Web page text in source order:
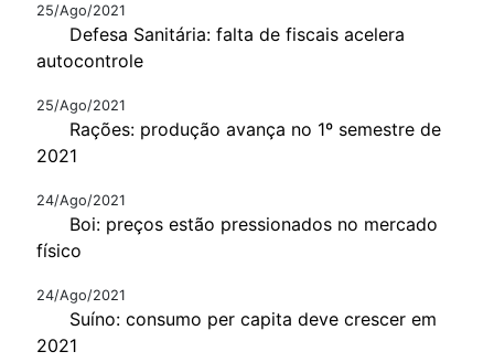
25/Ago/2021
Defesa Sanitária: falta de fiscais acelera
autocontrole
25/Ago/2021
Rações: produção avança no 1º semestre de
2021
24/Ago/2021
Boi: preços estão pressionados no mercado
físico
24/Ago/2021
Suíno: consumo per capita deve crescer em
2021